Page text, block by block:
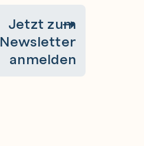
Jetzt zum
Newsletter
anmelden